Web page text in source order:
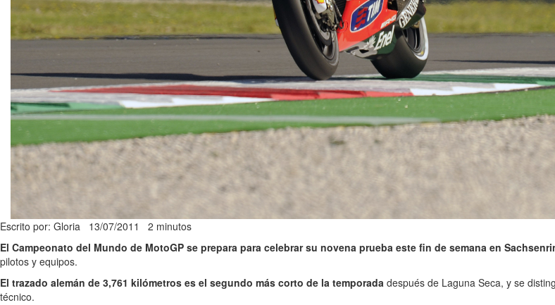
Escrito por: Gloria 13/07/2011 2 minutos
El Campeonato del Mundo de MotoGP se prepara para celebrar su novena prueba este fin de semana en
pilotos y equipos.
El trazado alemán de 3,761 kilómetros es el segundo más corto de la temporada después de Laguna Seca, y se
técnico.